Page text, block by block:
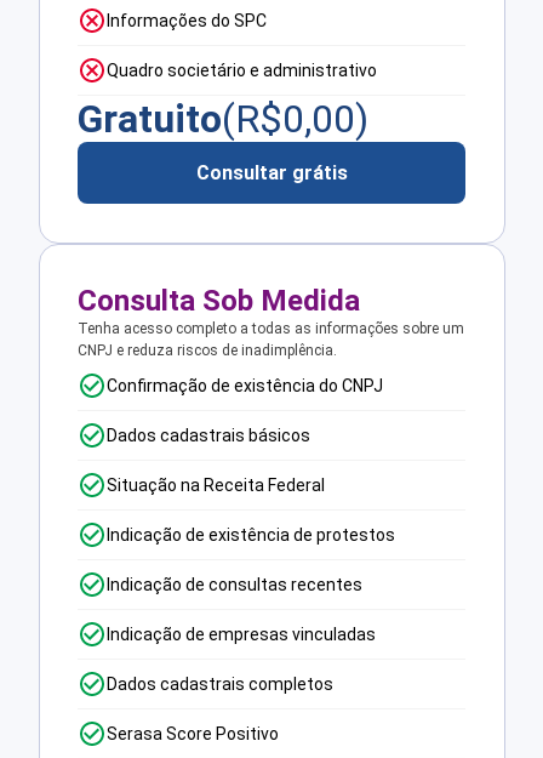
Informações do SPC
Quadro societário e administrativo
Gratuito(R$0,00)
Consultar grátis
Consulta Sob Medida
Tenha acesso completo a todas as informações sobre um
CNPJ e reduza riscos de inadimplência.
Confirmação de existência do CNPJ
Dados cadastrais básicos
Situação na Receita Federal
Indicação de existência de protestos
Indicação de consultas recentes
Indicação de empresas vinculadas
Dados cadastrais completos
Serasa Score Positivo